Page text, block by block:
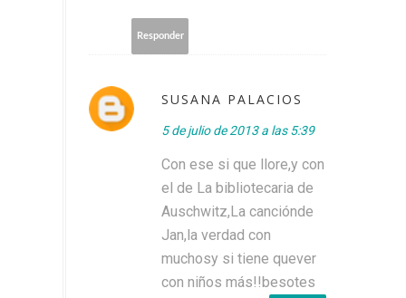
Responder
SUSANA PALACIOS
5 de julio de 2013 a las 5:39
Con ese si que llore,y con
el de La bibliotecaria de
Auschwitz,La canciónde
Jan,la verdad con
muchosy si tiene quever
con niños más!!besotes